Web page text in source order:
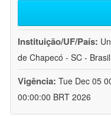
Instituição/UF/País:
de Chapecó - SC - Brasil
Vigência: Tue Dec 05
00:00:00 BRT 2026